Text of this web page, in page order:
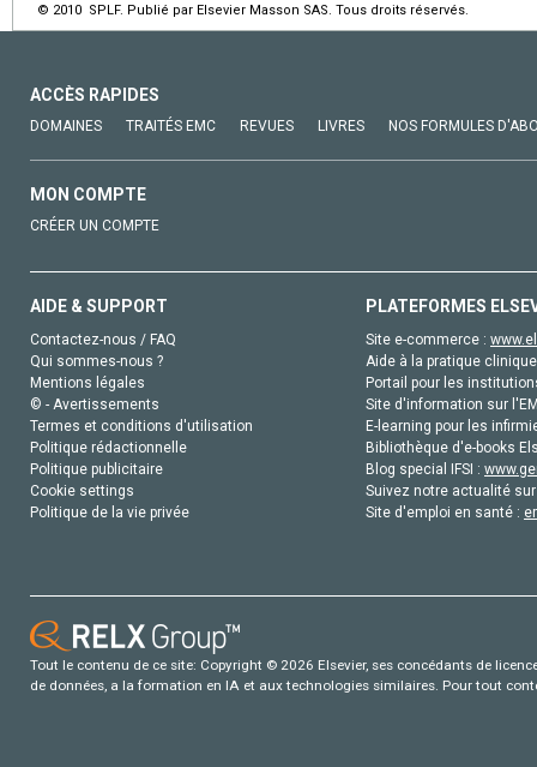
© 2010 SPLF. Publié par Elsevier Masson SAS. Tous droits réservés.
ACCÈS RAPIDES
DOMAINES TRAITÉS EMC REVUES LIVRES NOS FORMULES
MON COMPTE
CRÉER UN COMPTE
AIDE & SUPPORT
Contactez-nous / FAQ
Qui sommes-nous ?
Mentions légales
© - Avertissements
Termes et conditions d'utilisation
Politique rédactionnelle
Politique publicitaire
Cookie settings
Politique de la vie privée
PLATEFORMES
Site e-commerce :
Aide à la pratique
Portail pour les
Site d'information sur
E-learning pour les
Bibliothèque d'e-books
Blog special IFSI :
Suivez notre actualité
Site d'emploi en santé :
Tout le contenu de ce site: Copyright © 2026 Elsevier, ses concédants de
de données, a la formation en IA et aux technologies similaires. Pour tout